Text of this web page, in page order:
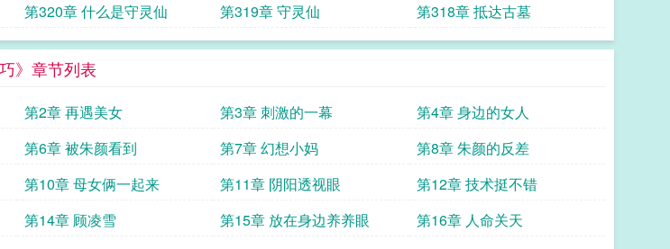
第320章 什么是守灵仙 第319章 守灵仙 第318章 抵达古墓
》章节列表
第2章 再遇美女 第3章 刺激的一幕
第4章 身边的女人
第6章 被朱颜看到 第7章 幻想小妈
第8章 朱颜的反差
第10章 母女俩一起来 第11章 阴阳透视眼
第12章 技术挺不错
第14章 顾凌雪 第15章 放在身边养养眼
第16章 人命关天